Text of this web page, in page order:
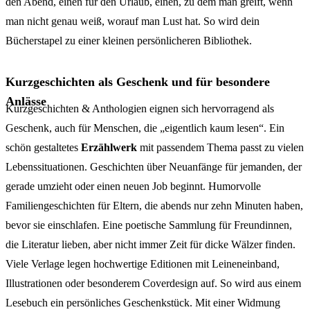
man nicht genau weiß, worauf man Lust hat. So wird dein
Bücherstapel zu einer kleinen persönlicheren Bibliothek.
Kurzgeschichten als Geschenk und für besondere
Anlässe
Kurzgeschichten & Anthologien eignen sich hervorragend als
Geschenk, auch für Menschen, die „eigentlich kaum lesen“. Ein
schön gestaltetes Erzählwerk mit passendem Thema passt zu vielen
Lebenssituationen. Geschichten über Neuanfänge für jemanden, der
gerade umzieht oder einen neuen Job beginnt. Humorvolle
Familiengeschichten für Eltern, die abends nur zehn Minuten haben,
bevor sie einschlafen. Eine poetische Sammlung für Freundinnen,
die Literatur lieben, aber nicht immer Zeit für dicke Wälzer finden.
Viele Verlage legen hochwertige Editionen mit Leineneinband,
Illustrationen oder besonderem Coverdesign auf. So wird aus einem
Lesebuch ein persönliches Geschenkstück. Mit einer Widmung